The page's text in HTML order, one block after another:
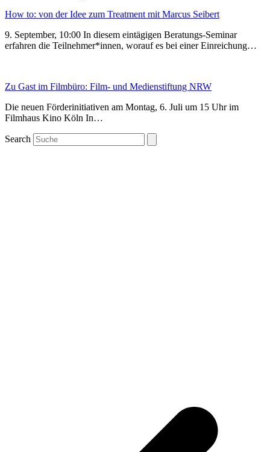
How to: von der Idee zum Treatment mit Marcus Seibert
9. September, 10:00 In diesem eintägigen Beratungs-Seminar
erfahren die Teilnehmer*innen, worauf es bei einer Einreichung…
Zu Gast im Filmbüro: Film- und Medienstiftung NRW
Die neuen Förderinitiativen am Montag, 6. Juli um 15 Uhr im
Filmhaus Kino Köln In…
Search